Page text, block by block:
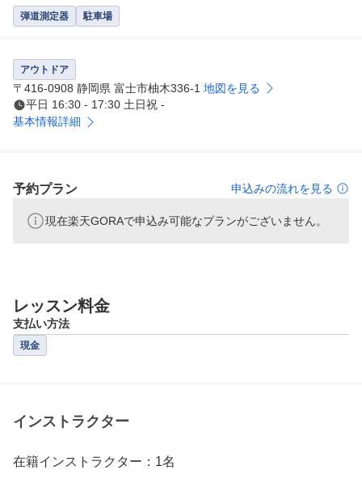
弾道測定器 駐車場
アウトドア
〒416-0908 静岡県 富士市柚木336-1 地図を見る
平日 16:30 - 17:30 土日祝 -
基本情報詳細
予約プラン 申込みの流れを見る
現在楽天GORAで申込み可能なプランがございません。
レッスン料金
支払い方法
現金
インストラクター
在籍インストラクター：1名